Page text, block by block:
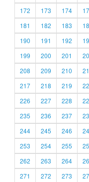
172
173 174
181
182 183
190
191 192
199
200 201
208
209 210
217
218 219
226
227 228
235
236 237
244
245 246
253
254 255
262
263 264
271
272 273